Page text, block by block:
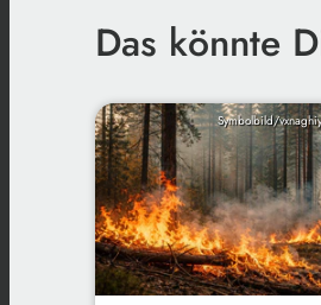
Das könnte
Symbolbild/